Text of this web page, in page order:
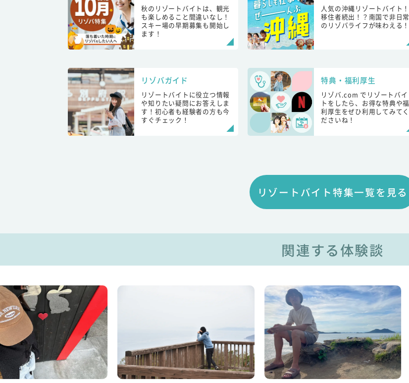
秋のリゾートバイトは、観光
も楽しめること間違いなし！
スキー場の早期募集も開始し
ます！
人気の沖縄リゾートバイト！
移住者続出！？南国で非日常
のリゾバライフが味わえる！
リゾバガイド
リゾートバイトに役立つ情報
や知りたい疑問にお答えしま
す！初心者も経験者の方も今
すぐチェック！
特典・福利厚生
リゾバ.com でリゾートバイ
トをしたら、お得な特典や福
利厚生をぜひ利用してみてく
ださいね！
リゾートバイト特集一覧を見る
関連する体験談